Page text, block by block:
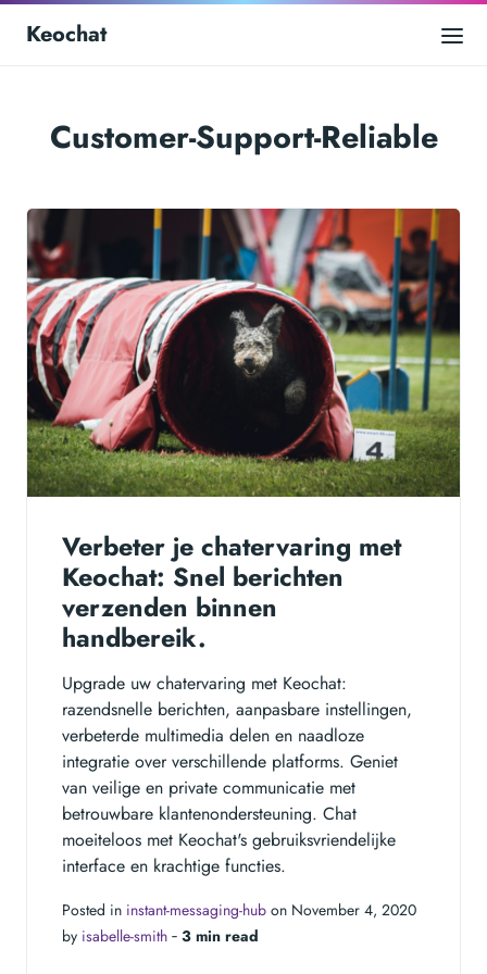
Keochat
Customer-Support-Reliable
Verbeter je chatervaring met
Keochat: Snel berichten
verzenden binnen
handbereik.
Upgrade uw chatervaring met Keochat:
razendsnelle berichten, aanpasbare instellingen,
verbeterde multimedia delen en naadloze
integratie over verschillende platforms. Geniet
van veilige en private communicatie met
betrouwbare klantenondersteuning. Chat
moeiteloos met Keochat's gebruiksvriendelijke
interface en krachtige functies.
Posted in instant-messaging-hub on November 4, 2020
by isabelle-smith ‐ 3 min read